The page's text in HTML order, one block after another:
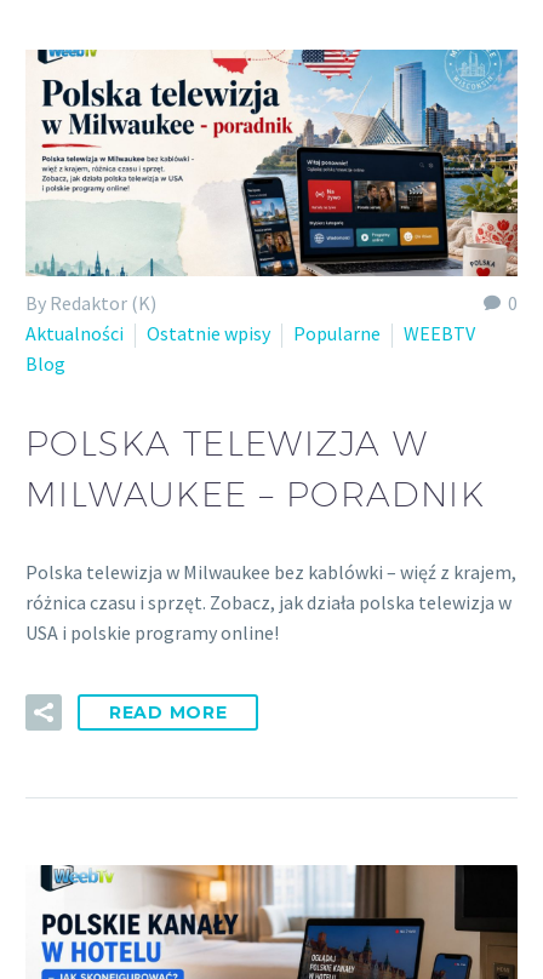
0
By Redaktor (K)
Aktualności
Ostatnie wpisy Popularne
WEEBTV
Blog
POLSKA TELEWIZJA W
MILWAUKEE – PORADNIK
Polska telewizja w Milwaukee bez kablówki – więź z krajem,
różnica czasu i sprzęt. Zobacz, jak działa polska telewizja w
USA i polskie programy online!
READ MORE